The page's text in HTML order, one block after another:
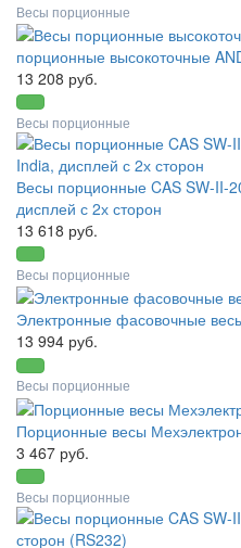
Весы порционные
порционные высокоточные
13 208 руб.
Весы порционные
Весы порционные CAS SW-II-
дисплей с 2х сторон
13 618 руб.
Весы порционные
Электронные фасовочные
13 994 руб.
Весы порционные
Порционные весы
3 467 руб.
Весы порционные